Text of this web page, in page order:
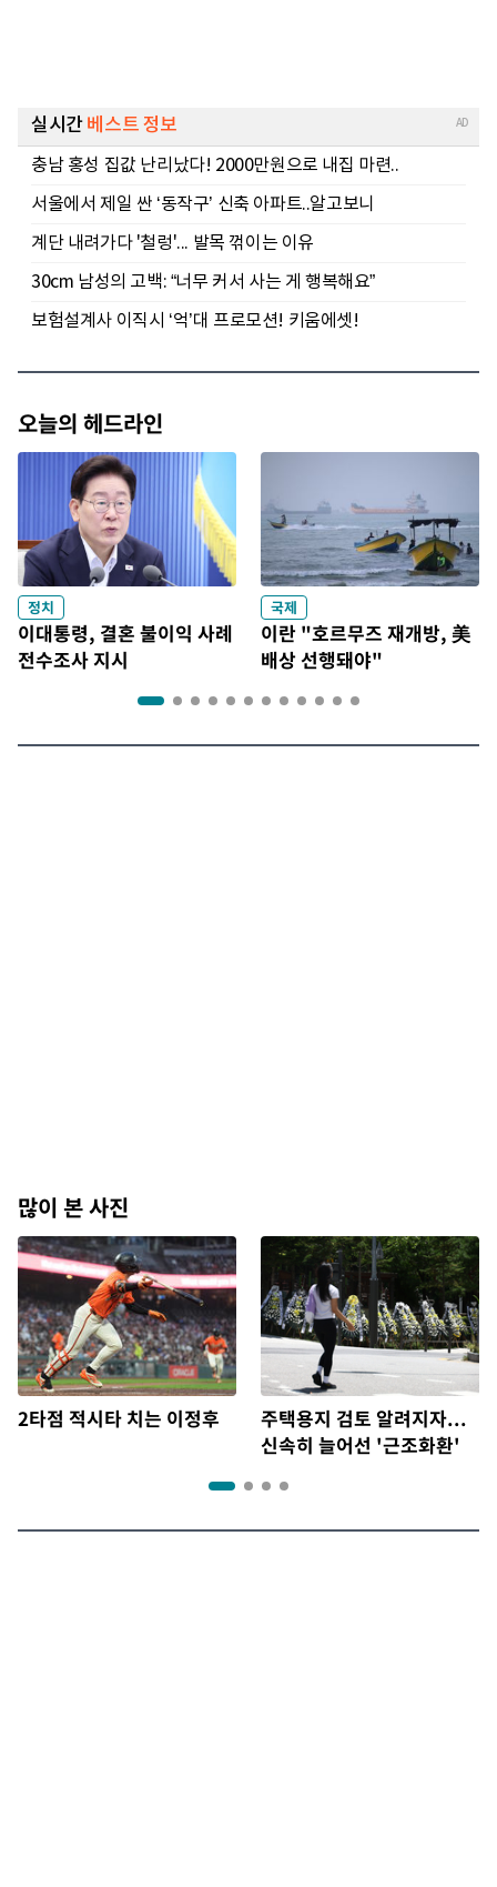
오늘의 헤드라인
정치
이대통령, 결혼 불이익 사례
전수조사 지시
국제
이란 "호르무즈 재개방, 美
배상 선행돼야"
많이 본 사진
2타점 적시타 치는 이정후
주택용지 검토 알려지자...
신속히 늘어선 '근조화환'